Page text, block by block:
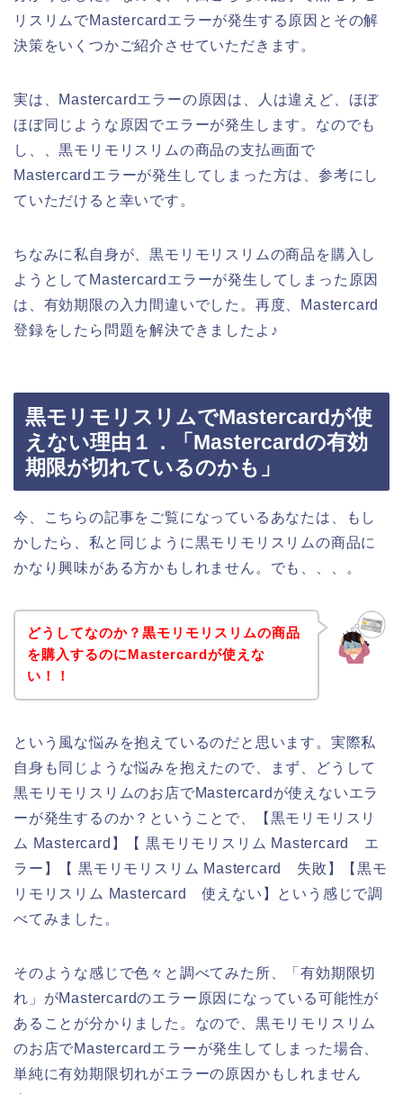
リスリムでMastercardエラーが発生する原因とその解
決策をいくつかご紹介させていただきます。
実は、Mastercardエラーの原因は、人は違えど、ほぼ
ほぼ同じような原因でエラーが発生します。なのでも
し、、黒モリモリスリムの商品の支払画面で
Mastercardエラーが発生してしまった方は、参考にし
ていただけると幸いです。
ちなみに私自身が、黒モリモリスリムの商品を購入し
ようとしてMastercardエラーが発生してしまった原因
は、有効期限の入力間違いでした。再度、Mastercard
登録をしたら問題を解決できましたよ♪
黒モリモリスリムでMastercardが使
えない理由１．「Mastercardの有効
期限が切れているのかも」
今、こちらの記事をご覧になっているあなたは、もし
かしたら、私と同じように黒モリモリスリムの商品に
かなり興味がある方かもしれません。でも、、、。
どうしてなのか？黒モリモリスリムの商品
を購入するのにMastercardが使えな
い！！
という風な悩みを抱えているのだと思います。実際私
自身も同じような悩みを抱えたので、まず、どうして
黒モリモリスリムのお店でMastercardが使えないエラ
ーが発生するのか？ということで、【黒モリモリスリ
ム Mastercard】【 黒モリモリスリム Mastercard エ
ラー】【 黒モリモリスリム Mastercard 失敗】【黒モ
リモリスリム Mastercard 使えない】という感じで調
べてみました。
そのような感じで色々と調べてみた所、「有効期限切
れ」がMastercardのエラー原因になっている可能性が
あることが分かりました。なので、黒モリモリスリム
のお店でMastercardエラーが発生してしまった場合、
単純に有効期限切れがエラーの原因かもしれません